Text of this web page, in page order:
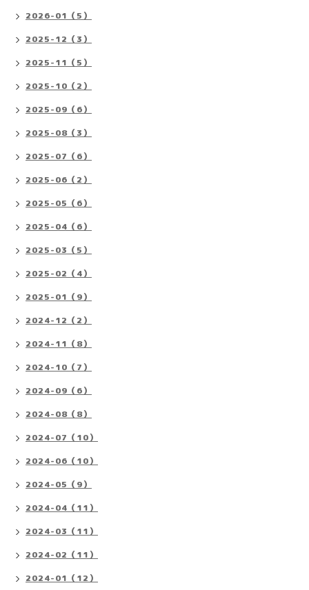
2026-01（5）
2025-12（3）
2025-11（5）
2025-10（2）
2025-09（6）
2025-08（3）
2025-07（6）
2025-06（2）
2025-05（6）
2025-04（6）
2025-03（5）
2025-02（4）
2025-01（9）
2024-12（2）
2024-11（8）
2024-10（7）
2024-09（6）
2024-08（8）
2024-07（10）
2024-06（10）
2024-05（9）
2024-04（11）
2024-03（11）
2024-02（11）
2024-01（12）